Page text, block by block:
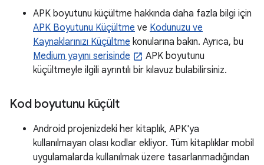
APK boyutunu küçültme hakkında daha fazla bilgi için
APK Boyutunu Küçültme ve Kodunuzu ve
Kaynaklarınızı Küçültme konularına bakın. Ayrıca, bu
Medium yayını serisinde
APK boyutunu
küçültmeyle ilgili ayrıntılı bir kılavuz bulabilirsiniz.
Kod boyutunu küçült
Android projenizdeki her kitaplık, APK'ya
kullanılmayan olası kodlar ekliyor. Tüm kitaplıklar mobil
uygulamalarda kullanılmak üzere tasarlanmadığından